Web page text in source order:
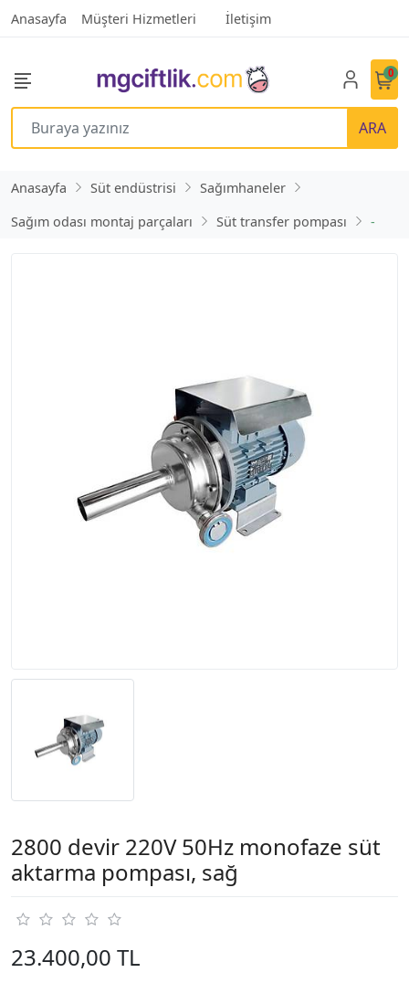
Anasayfa Müşteri Hizmetleri İletişim
ARA
0
Anasayfa Süt endüstrisi
Sağımhaneler
Sağım odası montaj parçaları
Süt transfer pompası -
2800 devir 220V 50Hz monofaze süt
aktarma pompası, sağ
23.400,00 TL